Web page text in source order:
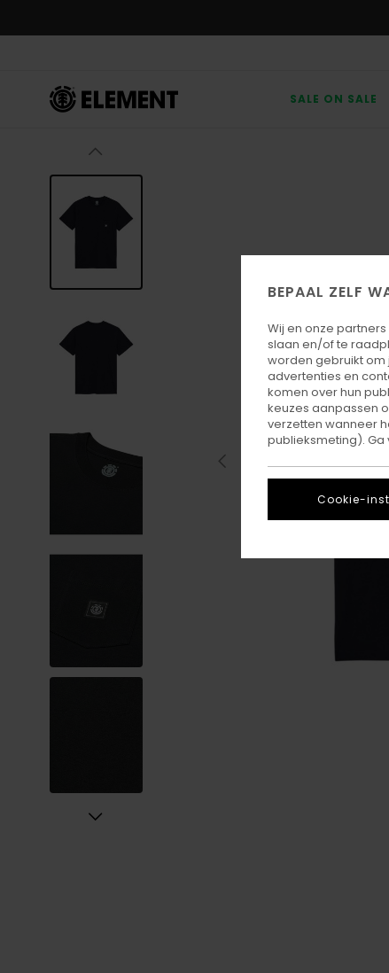
Productinformatie
SALE ON SALE
BEPAAL ZELF
Wij en onze
slaan en/of te
worden gebruikt
advertenties en
komen over hun
keuzes aanpassen
verzetten wanneer
publieksmeting).
Cookie-